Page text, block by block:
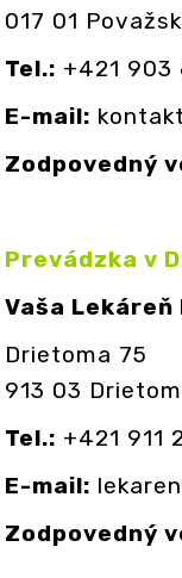
017 01
Tel.: +421 903
E-mail:
Zodpovedný
Prevádzka v
Vaša
Drietoma 75
913 03
Tel.: +421 911
E-mail:
Zodpovedný